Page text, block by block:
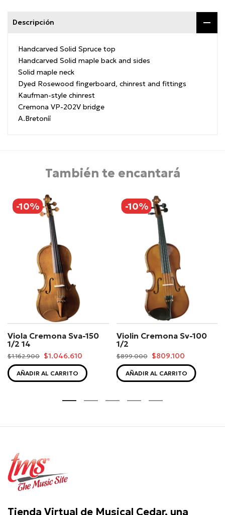
Descripción
Handcarved Solid Spruce top
Handcarved Solid maple back and sides
Solid maple neck
Dyed Rosewood fingerboard, chinrest and fittings
Kaufman-style chinrest
Cremona VP-202V bridge
A.Bretoníí
También te encantará
-10%
Viola Cremona Sva-150
1/2 14
$1.162.900 $1.046.610
AÑADIR AL CARRITO
-10%
Violin Cremona Sv-100
1/2
$899.000 $809.100
AÑADIR AL CARRITO
Tienda Virtual de Musical Cedar, una